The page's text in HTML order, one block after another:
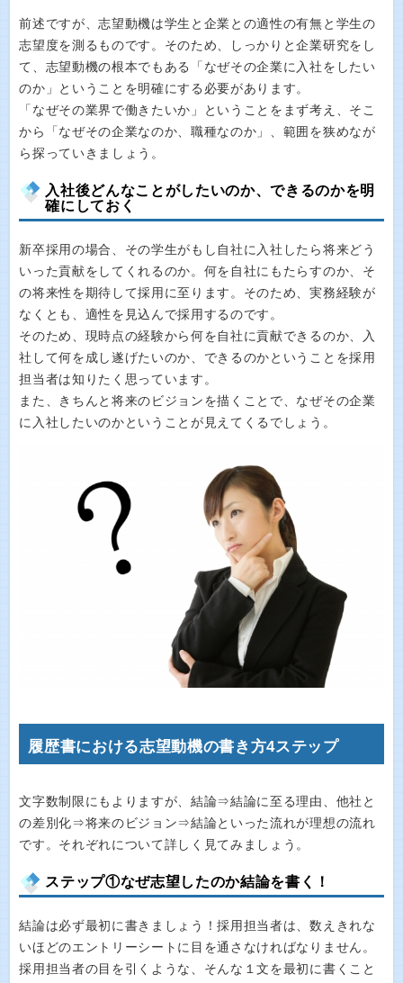
前述ですが、志望動機は学生と企業との適性の有無と学生の
志望度を測るものです。そのため、しっかりと企業研究をし
て、志望動機の根本でもある「なぜその企業に入社をしたい
のか」ということを明確にする必要があります。
「なぜその業界で働きたいか」ということをまず考え、そこ
から「なぜその企業なのか、職種なのか」、範囲を狭めなが
ら探っていきましょう。
入社後どんなことがしたいのか、できるのかを明
確にしておく
新卒採用の場合、その学生がもし自社に入社したら将来どう
いった貢献をしてくれるのか。何を自社にもたらすのか、そ
の将来性を期待して採用に至ります。そのため、実務経験が
なくとも、適性を見込んで採用するのです。
そのため、現時点の経験から何を自社に貢献できるのか、入
社して何を成し遂げたいのか、できるのかということを採用
担当者は知りたく思っています。
また、きちんと将来のビジョンを描くことで、なぜその企業
に入社したいのかということが見えてくるでしょう。
履歴書における志望動機の書き方4ステップ
文字数制限にもよりますが、結論⇒結論に至る理由、他社と
の差別化⇒将来のビジョン⇒結論といった流れが理想の流れ
です。それぞれについて詳しく見てみましょう。
ステップ①なぜ志望したのか結論を書く！
結論は必ず最初に書きましょう！採用担当者は、数えきれな
いほどのエントリーシートに目を通さなければなりません。
採用担当者の目を引くような、そんな１文を最初に書くこと